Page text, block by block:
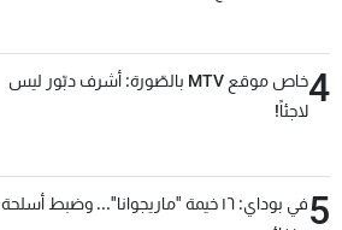
4
خاص موقع MTV بالصّورة: أشرف دبّور ليس
لاجئاً!
5
في بوداي: ١٦ خيمة "ماريجوانا"... وضبط أسلحة